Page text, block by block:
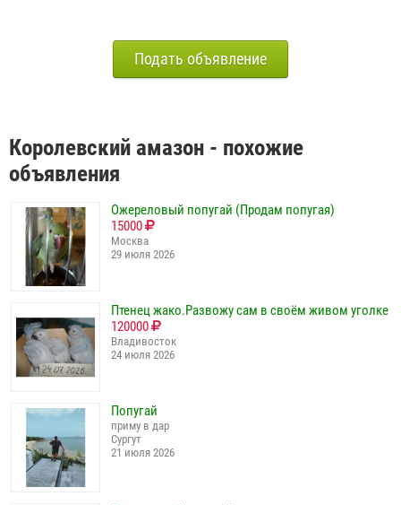
Подать объявление
Королевский амазон - похожие
объявления
Ожереловый попугай (Продам попугая)
15000
Москва
29 июля 2026
Птенец жако.Развожу сам в своём живом уголке
120000
Владивосток
24 июля 2026
Попугай
приму в дар
Сургут
21 июля 2026